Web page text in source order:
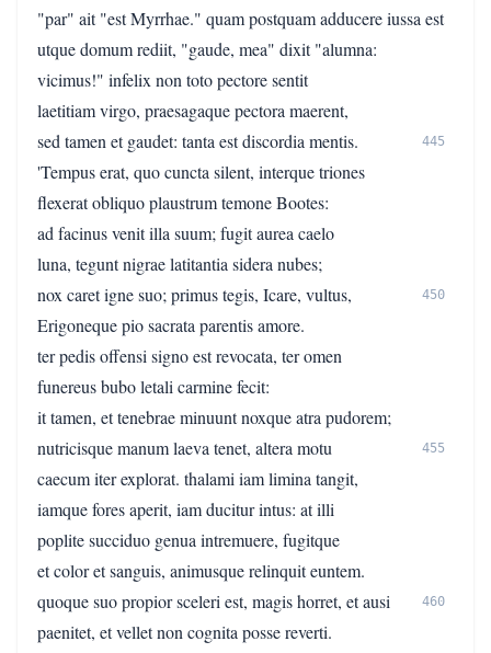
"par" ait "est Myrrhae." quam postquam adducere iussa est
utque domum rediit, "gaude, mea" dixit "alumna:
vicimus!" infelix non toto pectore sentit
laetitiam virgo, praesagaque pectora maerent,
sed tamen et gaudet: tanta est discordia mentis.
445
'Tempus erat, quo cuncta silent, interque triones
flexerat obliquo plaustrum temone Bootes:
ad facinus venit illa suum; fugit aurea caelo
luna, tegunt nigrae latitantia sidera nubes;
nox caret igne suo; primus tegis, Icare, vultus,
450
Erigoneque pio sacrata parentis amore.
ter pedis offensi signo est revocata, ter omen
funereus bubo letali carmine fecit:
it tamen, et tenebrae minuunt noxque atra pudorem;
nutricisque manum laeva tenet, altera motu
455
caecum iter explorat. thalami iam limina tangit,
iamque fores aperit, iam ducitur intus: at illi
poplite succiduo genua intremuere, fugitque
et color et sanguis, animusque relinquit euntem.
quoque suo propior sceleri est, magis horret, et ausi
460
paenitet, et vellet non cognita posse reverti.